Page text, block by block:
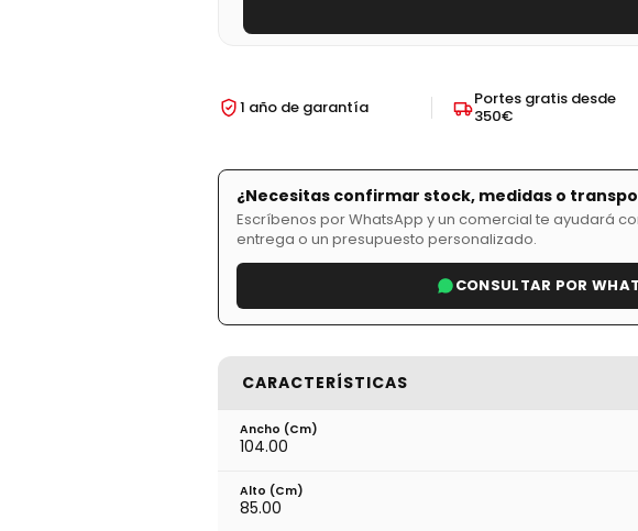
1 año de garantía
Portes gratis desde
350€
¿Necesitas confirmar stock, medidas o
Escríbenos por WhatsApp y un comercial te ayudará
entrega o un presupuesto personalizado.
CONSULTAR POR
CARACTERÍSTICAS
Ancho (cm)
104.00
Alto (cm)
85.00